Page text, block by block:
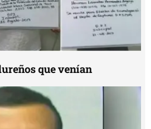
que venían